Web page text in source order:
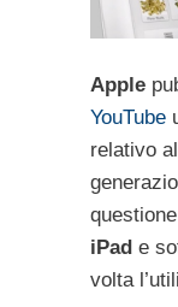
Apple
YouTube
relativo
iPad e
volta